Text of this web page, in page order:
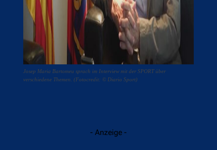
Josep Maria Bartomeu sprach im Interview mit der SPORT über
verschiedene Themen. (Fotocredit: © Diario Sport)
- Anzeige -